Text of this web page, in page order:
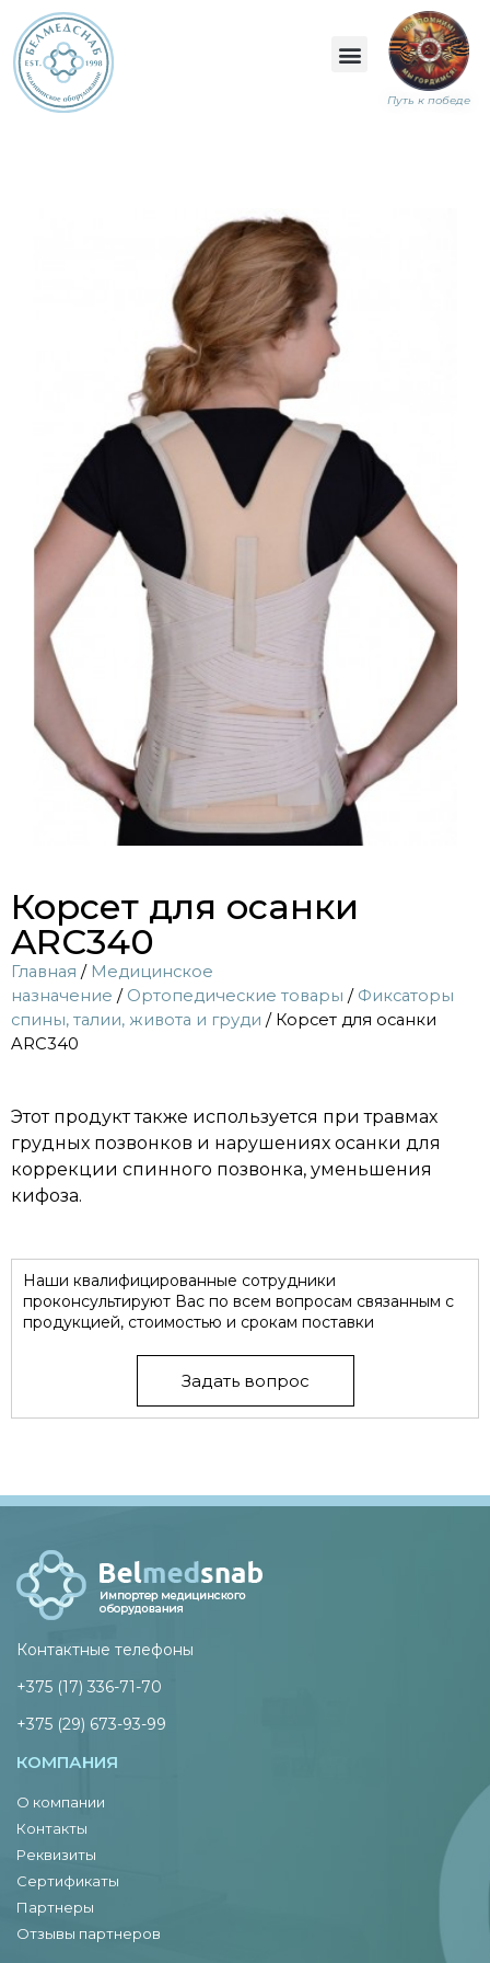
Путь к победе
Корсет для осанки
ARC340
Главная / Медицинское
назначение / Ортопедические товары / Фиксаторы
спины, талии, живота и груди / Корсет для осанки
ARC340
Этот продукт также используется при травмах
грудных позвонков и нарушениях осанки для
коррекции спинного позвонка, уменьшения
кифоза.
Наши квалифицированные сотрудники
проконсультируют Вас по всем вопросам связанным с
продукцией, стоимостью и срокам поставки
Задать вопрос
Контактные телефоны
+375 (17) 336-71-70
+375 (29) 673-93-99
КОМПАНИЯ
О компании
Контакты
Реквизиты
Сертификаты
Партнеры
Отзывы партнеров